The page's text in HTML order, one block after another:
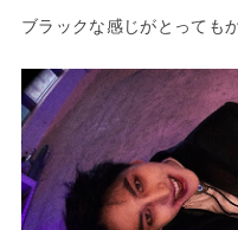
ブラックな感じがとっても